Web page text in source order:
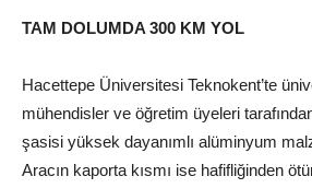
TAM DOLUMDA 300 KM YOL
Hacettepe Üniversitesi Teknokent’te
mühendisler ve öğretim üyeleri
şasisi yüksek dayanımlı alüminyum
Aracın kaporta kısmı ise hafifliğinden